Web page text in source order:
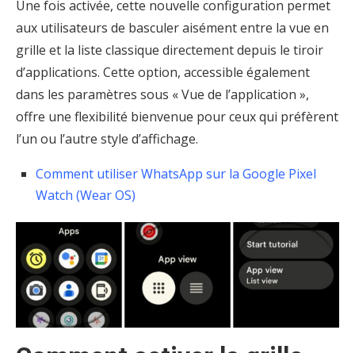
Une fois activée, cette nouvelle configuration permet
aux utilisateurs de basculer aisément entre la vue en
grille et la liste classique directement depuis le tiroir
d’applications. Cette option, accessible également
dans les paramètres sous « Vue de l’application »,
offre une flexibilité bienvenue pour ceux qui préfèrent
l’un ou l’autre style d’affichage.
Comment utiliser WhatsApp sur la Google Pixel
Watch (Wear OS)